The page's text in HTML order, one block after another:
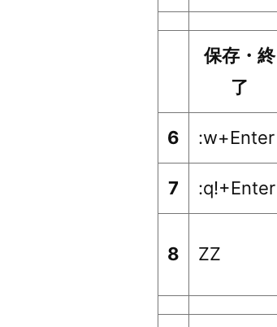
保存・終
了
6 :w+Enter
7 :q!+Enter
8 ZZ